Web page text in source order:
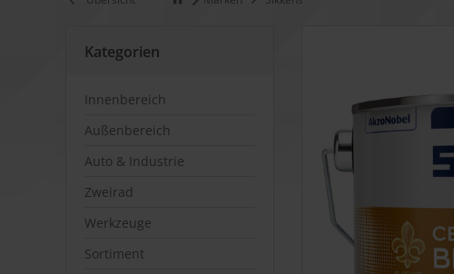
Kategorien
Innenbereich
Außenbereich
Auto & Industrie
Zweirad
Werkzeuge
Sortiment